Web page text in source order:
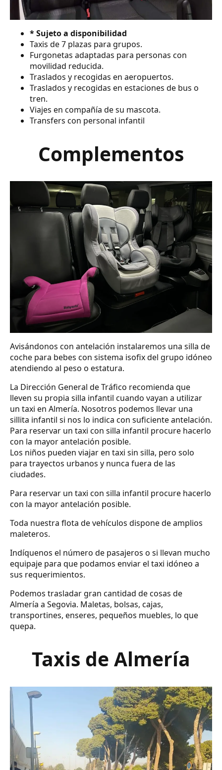
* Sujeto a disponibilidad
Taxis de 7 plazas para grupos.
Furgonetas adaptadas para personas con
movilidad reducida.
Traslados y recogidas en aeropuertos.
Traslados y recogidas en estaciones de bus o
tren.
Viajes en compañía de su mascota.
Transfers con personal infantil
Complementos
Avisándonos con antelación instalaremos una silla de
coche para bebes con sistema isofix del grupo idóneo
atendiendo al peso o estatura.
La Dirección General de Tráfico recomienda que
lleven su propia silla infantil cuando vayan a utilizar
un taxi en Almería. Nosotros podemos llevar una
sillita infantil si nos lo indica con suficiente antelación.
Para reservar un taxi con silla infantil procure hacerlo
con la mayor antelación posible.
Los niños pueden viajar en taxi sin silla, pero solo
para trayectos urbanos y nunca fuera de las
ciudades.
Para reservar un taxi con silla infantil procure hacerlo
con la mayor antelación posible.
Toda nuestra flota de vehículos dispone de amplios
maleteros.
Indíquenos el número de pasajeros o si llevan mucho
equipaje para que podamos enviar el taxi idóneo a
sus requerimientos.
Podemos trasladar gran cantidad de cosas de
Almería a Segovia. Maletas, bolsas, cajas,
transportines, enseres, pequeños muebles, lo que
quepa.
Taxis de Almería